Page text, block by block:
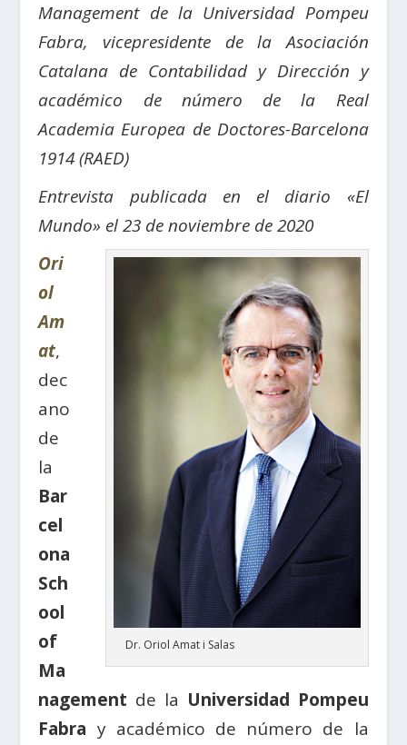
Management de la Universidad Pompeu
Fabra, vicepresidente de la Asociación
Catalana de Contabilidad y Dirección y
académico de número de la Real
Academia Europea de Doctores-Barcelona
1914 (RAED)
Entrevista publicada en el diario «El
Mundo» el 23 de noviembre de 2020
Dr. Oriol Amat i Salas
Ori
ol
Am
at,
dec
ano
de
la
Bar
cel
ona
Sch
ool
of
Ma
nagement de la Universidad Pompeu
Fabra y académico de número de la